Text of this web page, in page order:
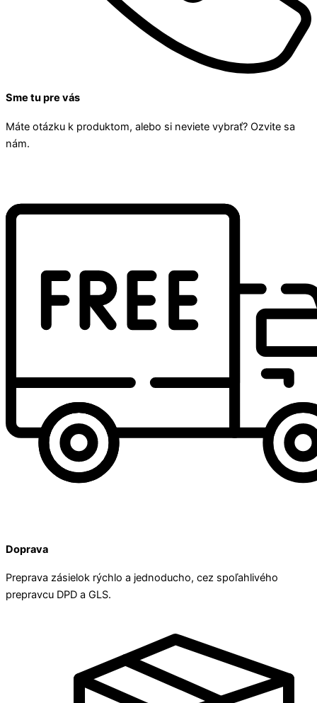
Sme tu pre vás
Máte otázku k produktom, alebo si neviete vybrať? Ozvite sa
nám.
Doprava
Preprava zásielok rýchlo a jednoducho, cez spoľahlivého
prepravcu DPD a GLS.